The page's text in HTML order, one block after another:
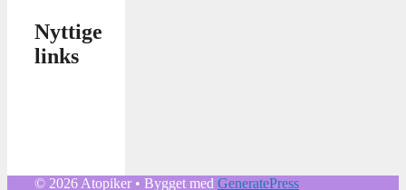
Nyttige
links
© 2026 Atopiker • Bygget med GeneratePress